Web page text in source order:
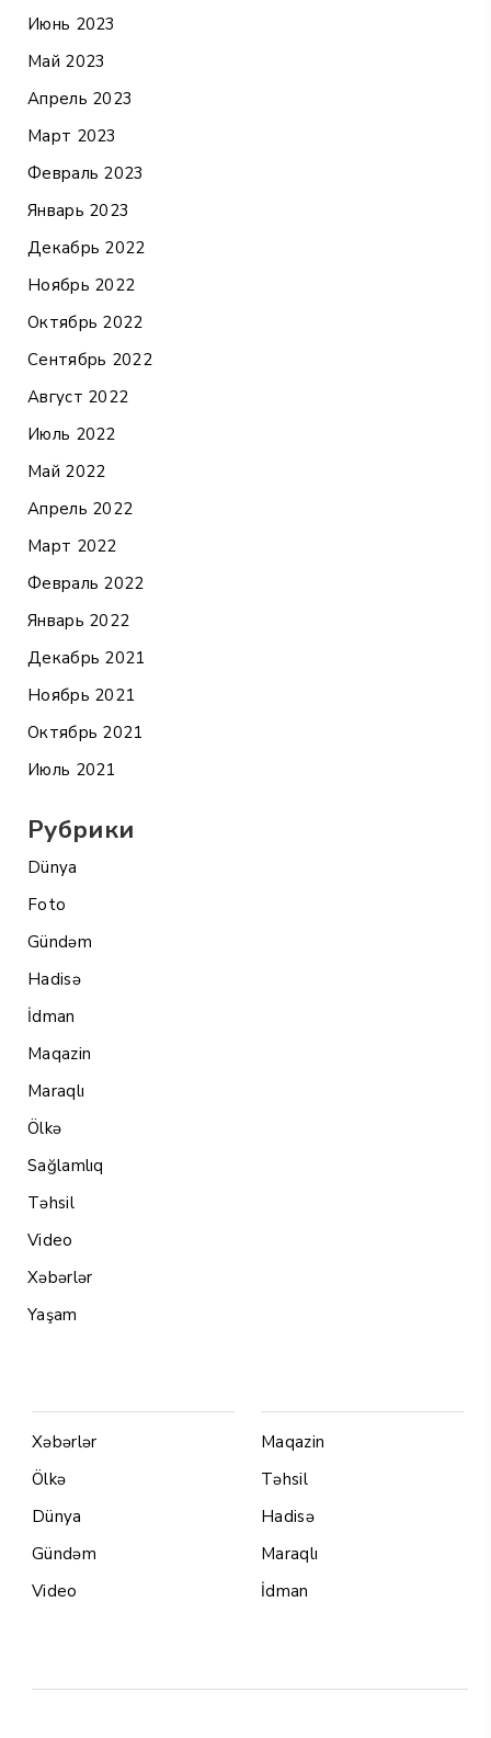
Июнь 2023
Май 2023
Апрель 2023
Март 2023
Февраль 2023
Январь 2023
Декабрь 2022
Ноябрь 2022
Октябрь 2022
Сентябрь 2022
Август 2022
Июль 2022
Май 2022
Апрель 2022
Март 2022
Февраль 2022
Январь 2022
Декабрь 2021
Ноябрь 2021
Октябрь 2021
Июль 2021
Рубрики
Dünya
Foto
Gündəm
Hadisə
İdman
Maqazin
Maraqlı
Ölkə
Sağlamlıq
Təhsil
Video
Xəbərlər
Yaşam
Xəbərlər
Ölkə
Dünya
Gündəm
Video
Maqazin
Təhsil
Hadisə
Maraqlı
İdman